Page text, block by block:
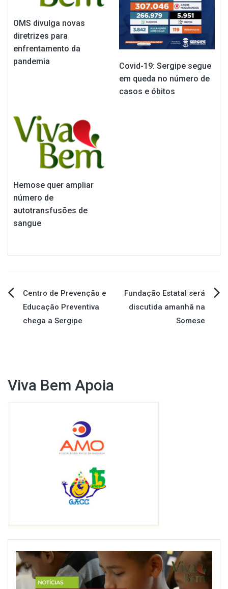
OMS divulga novas
diretrizes para
enfrentamento da
pandemia
Covid-19: Sergipe segue
em queda no número de
casos e óbitos
Hemose quer ampliar
número de
autotransfusões de
sangue
Navegação
de
Centro de Prevenção e
Educação Preventiva
chega a Sergipe
Fundação Estatal será
discutida amanhã na
Somese
Viva Bem Apoia